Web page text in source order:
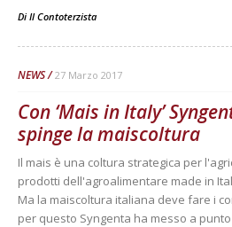
Di Il Contoterzista
NEWS 27 Marzo 2017
Con ‘Mais in Italy’
spinge la maiscoltura
Il mais è una coltura strategica per
prodotti dell'agroalimentare made in
Ma la maiscoltura italiana deve fare i
per questo Syngenta ha messo a